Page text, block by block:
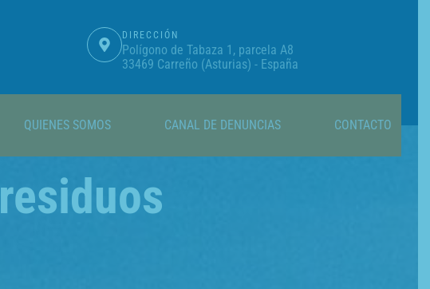
DIRECCIÓN
Polígono de Tabaza 1, parcela A8
33469 Carreño (Asturias) - España
QUIENES SOMOS CANAL DE DENUNCIAS CONTACTO